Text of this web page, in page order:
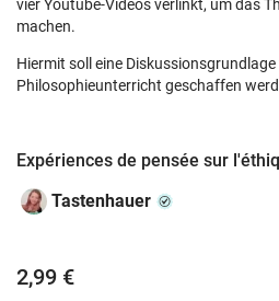
vier Youtube-Videos verlinkt, um das
machen.
Hiermit soll eine Diskussionsgrundlage
Philosophieunterricht geschaffen
Expériences de pensée sur
Tastenhauer
2,99 €